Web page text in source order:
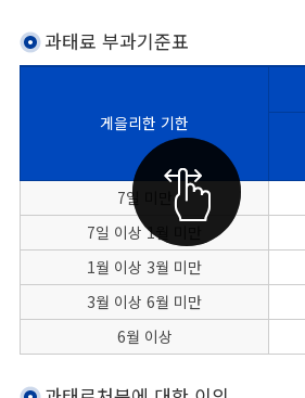
과태료 부과기준표
과태료 부과기준표를 게을리한 기한, 과태료[(제122조 위
경우, (제121조 위반) 최고기간 내에 신고를 하지 않은 경
게을리한 기한
7일 미만
7일 이상 1월 미만
1월 이상 3월 미만
3월 이상 6월 미만
6월 이상